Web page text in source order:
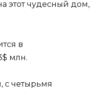
этот чудесный дом,
в
млн.
с четырьмя